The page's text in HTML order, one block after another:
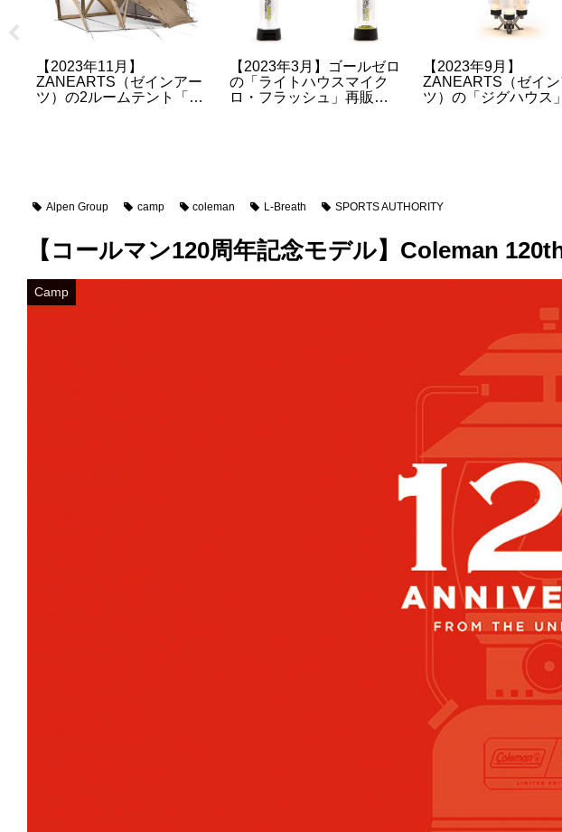
【2023年11月】
ZANEARTS（ゼインアー
ツ）の「トードテーブ
【2023FW】
ARC’TERYX（アークテ
リクス）の人気製品の予
【ARC’TERYX】ア
テリクス正規取扱店
売店のオンラインス
Alpen Group camp coleman L-Breath SPORTS AUTHORITY
【コールマン120周年記念モデル】Coleman
Camp